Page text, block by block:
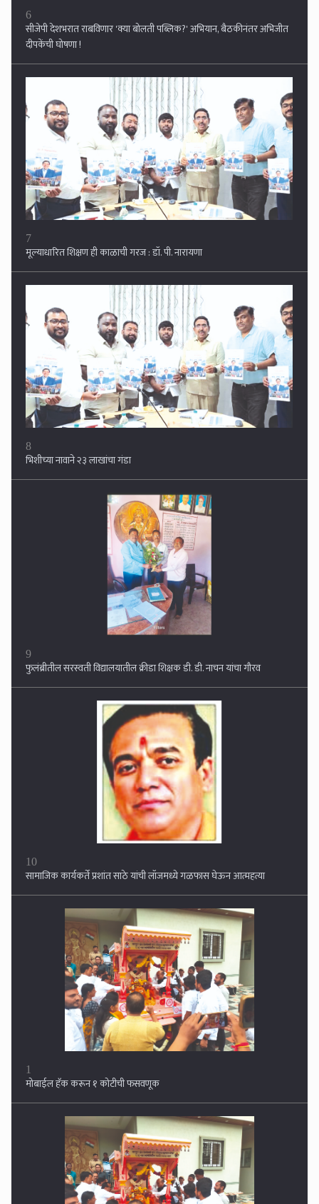
7
मूल्याधारित शिक्षण ही काळाची गरज : डॉ. पी. नारायणा
8
भिशीच्या नावाने २३ लाखांचा गंडा
फुलंब्रीतील सरस्वती विद्यालयातील क्रीडा शिक्षक डी. डी. नाचन यांचा गौरव
सामाजिक कार्यकर्ते प्रशांत साठे यांची लॉजमध्ये गळफास घेऊन आत्महत्या
मोबाईल हॅक करून १ कोटीची फसवणूक
भाजपच्या समरसता कलश यात्रेचे उद्या स्वागत